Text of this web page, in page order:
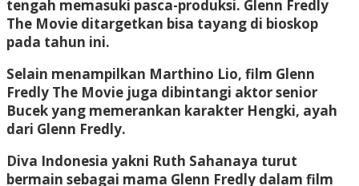
tengah memasuki pasca-produksi. Glenn Fredly
The Movie ditargetkan bisa tayang di bioskop
pada tahun ini.
Selain menampilkan Marthino Lio, film Glenn
Fredly The Movie juga dibintangi aktor senior
Bucek yang memerankan karakter Hengki, ayah
dari Glenn Fredly.
Diva Indonesia yakni Ruth Sahanaya turut
bermain sebagai mama Glenn Fredly dalam film